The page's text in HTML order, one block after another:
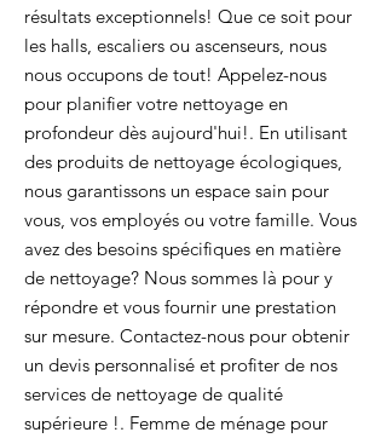
résultats exceptionnels! Que ce soit pour
les halls, escaliers ou ascenseurs, nous
nous occupons de tout! Appelez-nous
pour planifier votre nettoyage en
profondeur dès aujourd'hui!. En utilisant
des produits de nettoyage écologiques,
nous garantissons un espace sain pour
vous, vos employés ou votre famille. Vous
avez des besoins spécifiques en matière
de nettoyage? Nous sommes là pour y
répondre et vous fournir une prestation
sur mesure. Contactez-nous pour obtenir
un devis personnalisé et profiter de nos
services de nettoyage de qualité
supérieure !. Femme de ménage pour